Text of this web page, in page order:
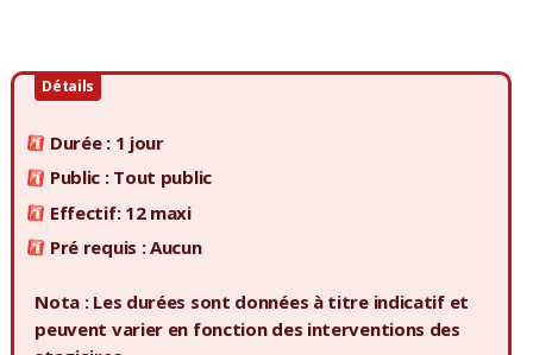
Détails
Durée : 1 jour
Public : Tout public
Effectif: 12 maxi
Pré requis : Aucun
Nota : Les durées sont données à titre indicatif et
peuvent varier en fonction des interventions des